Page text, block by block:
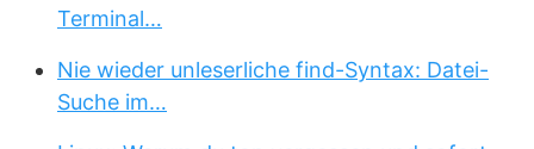
Terminal…
Nie wieder unleserliche find-Syntax: Datei-
Suche im…